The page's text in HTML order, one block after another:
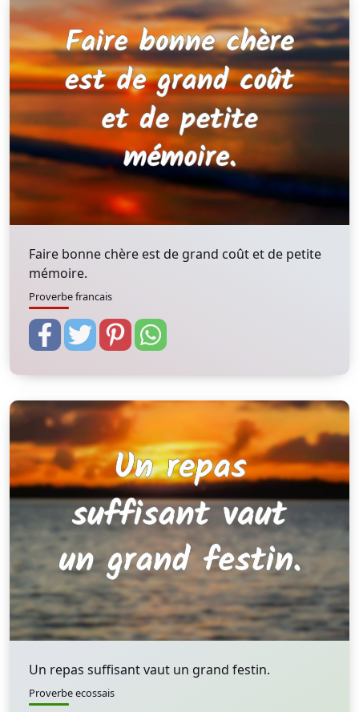
Faire bonne chère est de grand coût et de petite
mémoire.
Proverbe francais
Un repas suffisant vaut un grand festin.
Proverbe ecossais